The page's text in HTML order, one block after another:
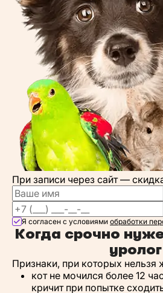
При записи через сайт —
Я согласен с условиями обработки
Когда срочно
уролог
Признаки, при которых нельзя
кот не мочился более 12
кричит при попытке